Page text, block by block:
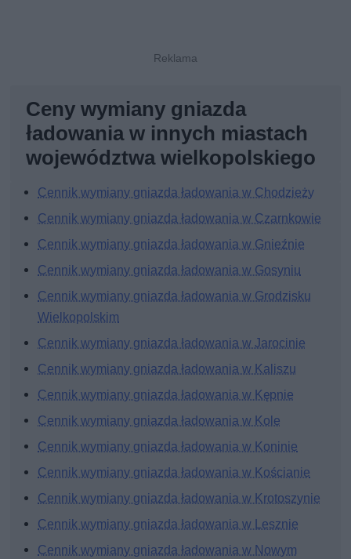
Ceny wymiany gniazda
ładowania w innych miastach
województwa wielkopolskiego
Cennik wymiany gniazda ładowania w Chodzieży
Cennik wymiany gniazda ładowania w Czarnkowie
Cennik wymiany gniazda ładowania w Gnieźnie
Cennik wymiany gniazda ładowania w Gosyniu
Cennik wymiany gniazda ładowania w Grodzisku
Wielkopolskim
Cennik wymiany gniazda ładowania w Jarocinie
Cennik wymiany gniazda ładowania w Kaliszu
Cennik wymiany gniazda ładowania w Kępnie
Cennik wymiany gniazda ładowania w Kole
Cennik wymiany gniazda ładowania w Koninie
Cennik wymiany gniazda ładowania w Kościanie
Cennik wymiany gniazda ładowania w Krotoszynie
Cennik wymiany gniazda ładowania w Lesznie
Cennik wymiany gniazda ładowania w Nowym